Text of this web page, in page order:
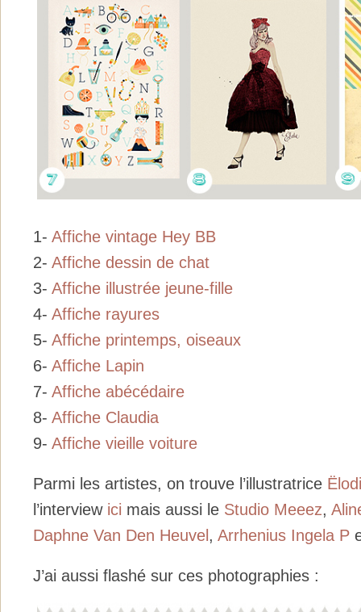
1- Affiche vintage Hey BB
2- Affiche dessin de chat
3- Affiche illustrée jeune-fille
4- Affiche rayures
5- Affiche printemps, oiseaux
6- Affiche Lapin
7- Affiche abécédaire
8- Affiche Claudia
9- Affiche vieille voiture
Parmi les artistes, on trouve l’illustratrice Ë
l’interview ici mais aussi le Studio Meeez,
Daphne Van Den Heuvel , Arrhenius Ingela P
J’ai aussi flashé sur ces photographies :